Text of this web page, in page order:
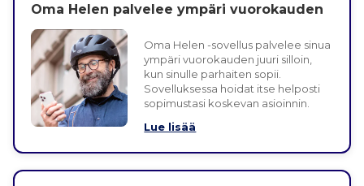
Oma Helen palvelee ympäri vuorokauden
Oma Helen -sovellus palvelee sinua
ympäri vuorokauden juuri silloin,
kun sinulle parhaiten sopii.
Sovelluksessa hoidat itse helposti
sopimustasi koskevan asioinnin.
Lue lisää